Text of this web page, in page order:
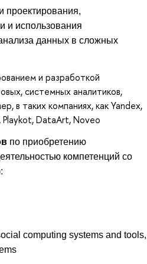
проектирования,
и использования
данных в сложных
и разработкой
системных аналитиков,
в таких компаниях, как Yandex,
Playkot, DataArt, Noveo
по приобретению
компетенций со
computing systems and tools,